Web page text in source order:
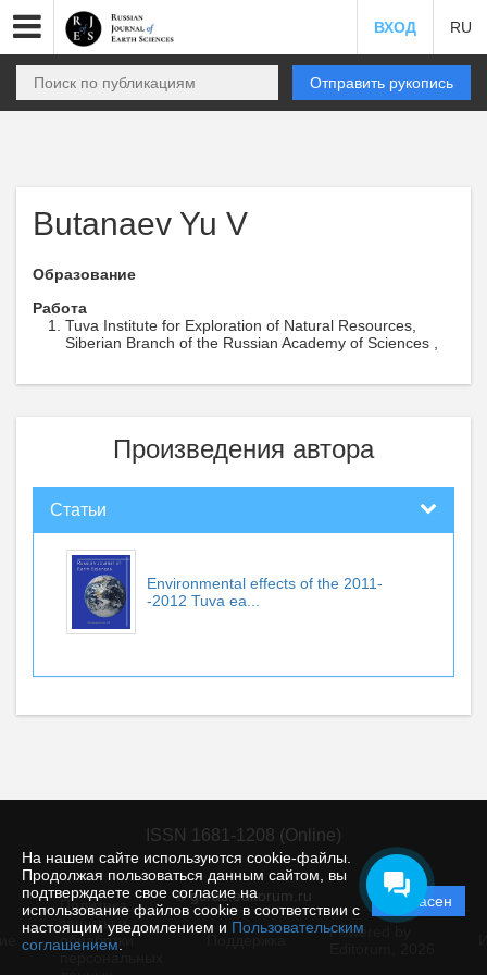
На нашем сайте используются cookie-файлы.
Продолжая пользоваться данным сайтом, вы
подтверждаете свое согласие на
использование файлов cookie в соответствии с
настоящим уведомлением и Пользовательским
соглашением
Согласен
ВХОД RU
Отправить рукопись
Butanaev Yu V
Образование
Работа
Tuva Institute for Exploration of Natural Resources,
Siberian Branch of the Russian Academy of Sciences ,
Произведения автора
Статьи
Environmental effects of the 2011-
-2012 Tuva ea...
ISSN 1681-1208 (Online)
© gcras.editorum.ru
Политика
защиты и
обработки
Powered by